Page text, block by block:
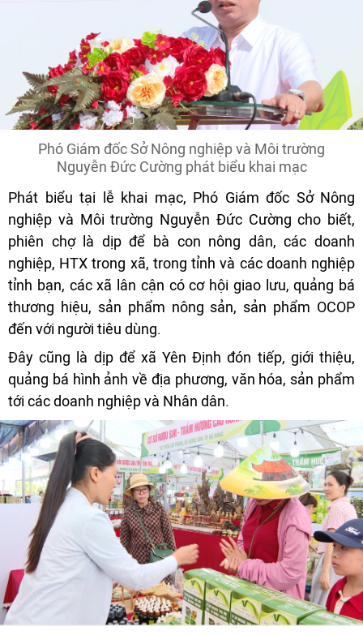
Phó Giám đốc Sở Nông nghiệp và Môi trường
Nguyễn Đức Cường phát biểu khai mạc
Phát biểu tại lễ khai mạc, Phó Giám đốc Sở Nông
nghiệp và Môi trường Nguyễn Đức Cường cho biết,
phiên chợ là dịp để bà con nông dân, các doanh
nghiệp, HTX trong xã, trong tỉnh và các doanh nghiệp
tỉnh bạn, các xã lân cận có cơ hội giao lưu, quảng bá
thương hiệu, sản phẩm nông sản, sản phẩm OCOP
đến với người tiêu dùng.
Đây cũng là dịp để xã Yên Định đón tiếp, giới thiệu,
quảng bá hình ảnh về địa phương, văn hóa, sản phẩm
tới các doanh nghiệp và Nhân dân.